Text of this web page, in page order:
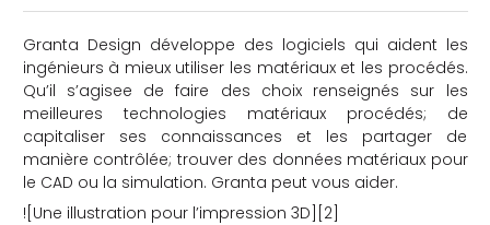
Granta Design développe des logiciels qui aident les
ingénieurs à mieux utiliser les matériaux et les procédés.
Qu’il s’agisee de faire des choix renseignés sur les
meilleures technologies matériaux procédés; de
capitaliser ses connaissances et les partager de
manière contrôlée; trouver des données matériaux pour
le CAD ou la simulation. Granta peut vous aider.
![Une illustration pour l’impression 3D][2]